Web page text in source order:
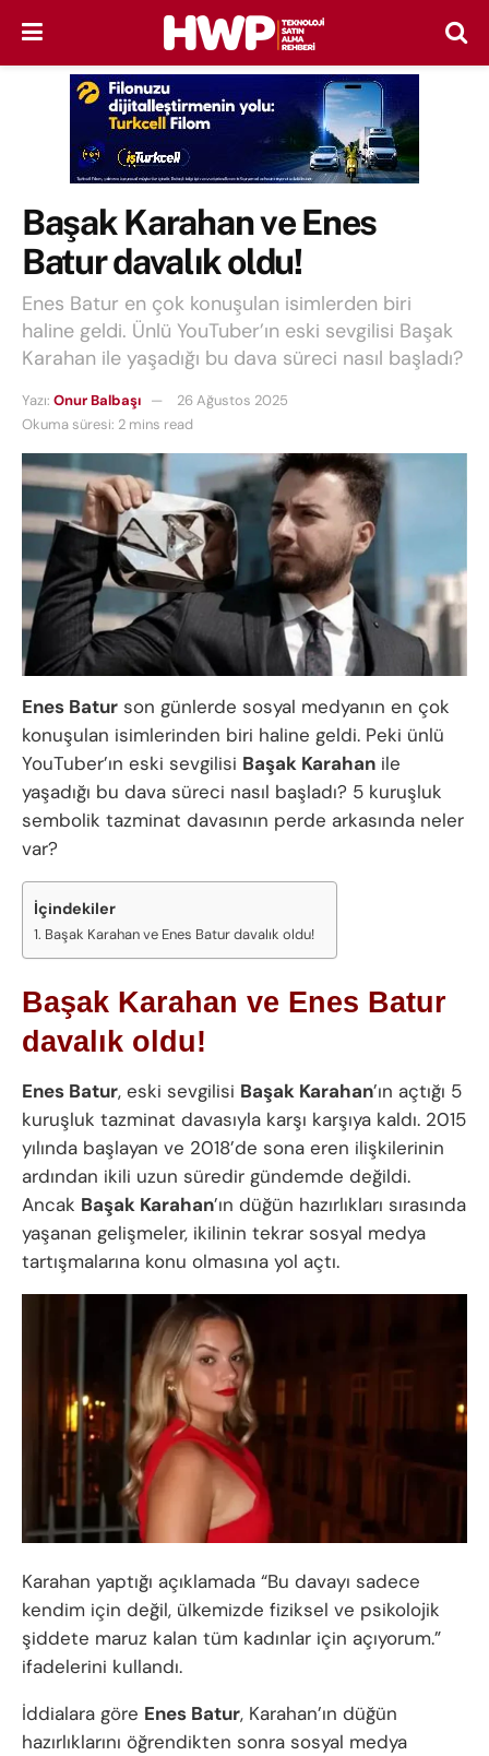
Başak Karahan ve Enes
Batur davalık oldu!
Enes Batur en çok konuşulan isimlerden biri
haline geldi. Ünlü YouTuber’ın eski sevgilisi Başak
Karahan ile yaşadığı bu dava süreci nasıl başladı?
Yazı: Onur Balbaşı
26 Ağustos 2025
Okuma süresi: 2 mins read
Enes Batur son günlerde sosyal medyanın en çok
konuşulan isimlerinden biri haline geldi. Peki ünlü
YouTuber’ın eski sevgilisi Başak Karahan ile
yaşadığı bu dava süreci nasıl başladı? 5 kuruşluk
sembolik tazminat davasının perde arkasında neler
var?
İçindekiler
Başak Karahan ve Enes Batur davalık oldu!
Başak Karahan ve Enes Batur
davalık oldu!
Enes Batur, eski sevgilisi Başak Karahan’ın açtığı 5
kuruşluk tazminat davasıyla karşı karşıya kaldı. 2015
yılında başlayan ve 2018’de sona eren ilişkilerinin
ardından ikili uzun süredir gündemde değildi.
Ancak Başak Karahan’ın düğün hazırlıkları sırasında
yaşanan gelişmeler, ikilinin tekrar sosyal medya
tartışmalarına konu olmasına yol açtı.
Karahan yaptığı açıklamada “Bu davayı sadece
kendim için değil, ülkemizde fiziksel ve psikolojik
şiddete maruz kalan tüm kadınlar için açıyorum.”
ifadelerini kullandı.
İddialara göre Enes Batur, Karahan’ın düğün
hazırlıklarını öğrendikten sonra sosyal medya